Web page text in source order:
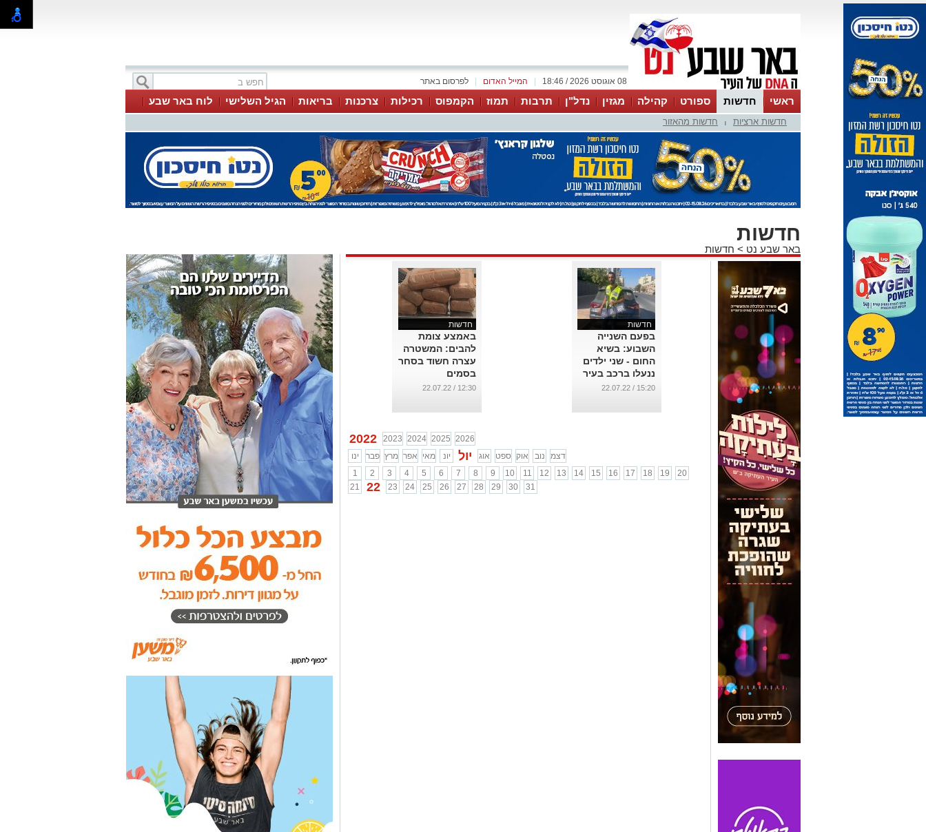
לפרסום באתר המייל האדום 08 אוגוסט 2026 / 18:46
ראשי חדשות ספורט קהילה מגזין נדל"ן תרבות תמוז הקמפוס רכילות צרכנות בריאות הגיל השלישי
לוח באר שבע
עסקים
טיפים והמלצותחדשות ארציות חדשות מהאזור
חדשות
באר שבע נט > חדשות
חדשות
בפעם השנייה
השבוע: בשיא
החום - שני ילדים
ננעלו ברכב בעיר
...
15:20 / 22.07.22
חדשות
באמצע צומת
להבים: המשטרה
עצרה חשוד בסחר
בסמים
...
12:30 / 22.07.22
2022 2023 2024 2025 2026
ינו
פבר מרץ אפר מאי יונ יול אוג ספט אוק נוב
דצמ
1
2 3 4 5 6 7 8 9 10 11 12 13 14 15 16 17 18 19
20
21
22 23 24 25 26 27 28 29 30 31